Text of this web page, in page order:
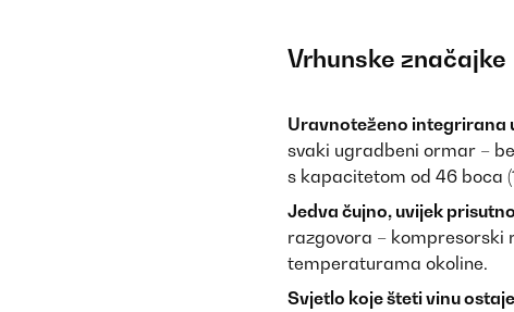
Vrhunske značajke
Uravnoteženo integrirana
svaki ugradbeni ormar –
s kapacitetom od 46 boca
Jedva čujno, uvijek
razgovora – kompresorski
temperaturama okoline.
Svjetlo koje šteti vinu